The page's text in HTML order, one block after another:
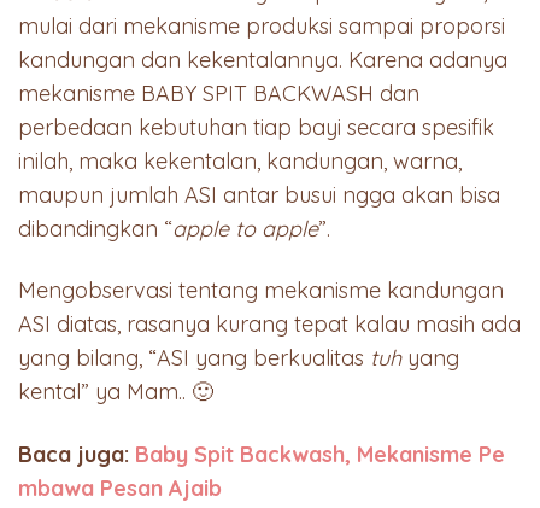
mulai dari mekanisme produksi sampai proporsi
kandungan dan kekentalannya. Karena adanya
mekanisme BABY SPIT BACKWASH dan
perbedaan kebutuhan tiap bayi secara spesifik
inilah, maka kekentalan, kandungan, warna,
maupun jumlah ASI antar busui ngga akan bisa
dibandingkan “apple to apple”.
Mengobservasi tentang mekanisme kandungan
ASI diatas, rasanya kurang tepat kalau masih ada
yang bilang, “ASI yang berkualitas tuhyang
kental” ya Mam.. 🙂
Baca juga: Baby Spit Backwash, Mekanisme Pe
mbawa Pesan Ajaib